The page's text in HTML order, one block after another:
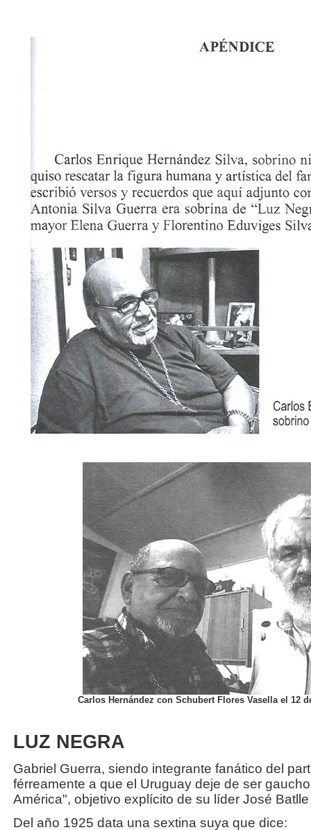
Carlos Hernández con Schubert Flores Vasella el 12
LUZ NEGRA
Gabriel Guerra, siendo integrante fanático del
férreamente a que el Uruguay deje de ser
América", objetivo explícito de su líder José
Del año 1925 data una sextina suya que dice: